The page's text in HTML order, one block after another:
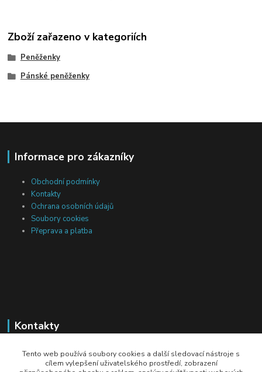
Zboží zařazeno v kategoriích
Peněženky
Pánské peněženky
Informace pro zákazníky
Obchodní podmínky
Kontakty
Ochrana osobních údajů
Soubory cookies
Přeprava a platba
Kontakty
Michal Tranta
+420 777 217 687
Tento web používá soubory cookies a další sledovací nástroje s
cílem vylepšení uživatelského prostředí, zobrazení